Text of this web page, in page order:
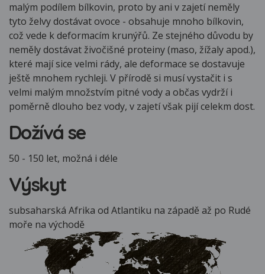
malým podílem bílkovin, proto by ani v zajetí neměly
tyto želvy dostávat ovoce - obsahuje mnoho bílkovin,
což vede k deformacím krunýřů. Ze stejného důvodu by
neměly dostávat živočišné proteiny (maso, žížaly apod.),
které mají sice velmi rády, ale deformace se dostavuje
ještě mnohem rychleji. V přírodě si musí vystačit i s
velmi malým množstvím pitné vody a občas vydrží i
poměrně dlouho bez vody, v zajetí však pijí celekm dost.
Dožívá se
50 - 150 let, možná i déle
Výskyt
subsaharská Afrika od Atlantiku na západě až po Rudé
moře na východě